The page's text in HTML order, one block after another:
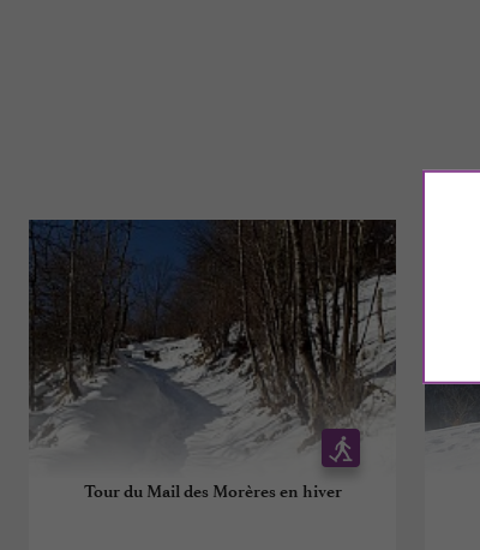
Tour du Mail des Morères en hiver